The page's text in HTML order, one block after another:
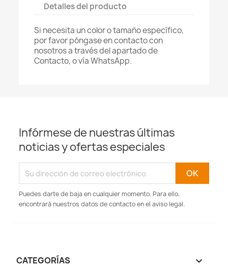
Detalles del producto
Si necesita un color o tamaño específico,
por favor póngase en contacto con
nosotros a través del apartado de
Contacto, o vía WhatsApp.
Infórmese de nuestras últimas
noticias y ofertas especiales
Puedes darte de baja en cualquier momento. Para ello,
encontrará nuestros datos de contacto en el aviso legal.
CATEGORÍAS 